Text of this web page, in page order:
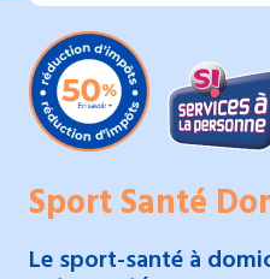
Sport Santé
Le sport-santé à